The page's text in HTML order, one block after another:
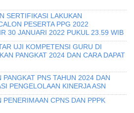
SERTIFIKASI LAKUKAN
PESERTA PPG 2022
30 JANUARI 2022 PUKUL 23.59 WIB
UJI KOMPETENSI GURU DI
PANGKAT 2024 DAN CARA DAPAT
PANGKAT PNS TAHUN 2024 DAN
PENGELOLAAN KINERJA ASN
PENERIMAAN CPNS DAN PPPK